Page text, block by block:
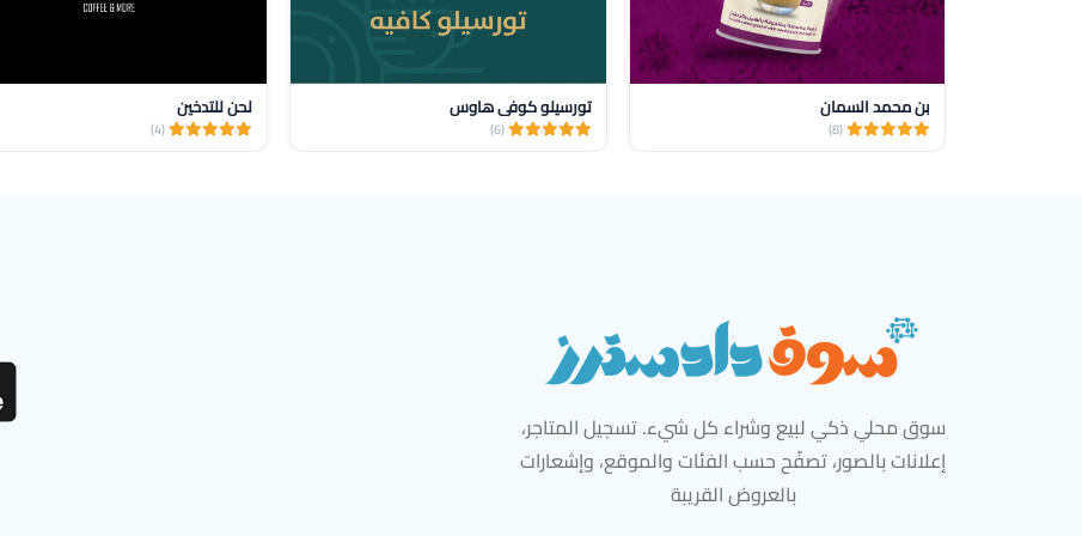
بن محمد السمان
(8)
تورسيلو كوفي هاوس
(6)
لحن للتدخين
(4)
سوق محلي ذكي لبيع وشراء كل شيء. تسجيل المتاجر،
إعلانات بالصور، تصفّح حسب الفئات والموقع، وإشعارات
بالعروض القريبة